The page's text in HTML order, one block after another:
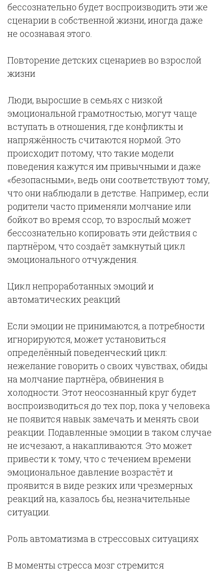
бессознательно будет воспроизводить эти же
сценарии в собственной жизни, иногда даже
не осознавая этого.
Повторение детских сценариев во взрослой
жизни
Люди, выросшие в семьях с низкой
эмоциональной грамотностью, могут чаще
вступать в отношения, где конфликты и
напряжённость считаются нормой. Это
происходит потому, что такие модели
поведения кажутся им привычными и даже
«безопасными», ведь они соответствуют тому,
что они наблюдали в детстве. Например, если
родители часто применяли молчание или
бойкот во время ссор, то взрослый может
бессознательно копировать эти действия с
партнёром, что создаёт замкнутый цикл
эмоционального отчуждения.
Цикл непроработанных эмоций и
автоматических реакций
Если эмоции не принимаются, а потребности
игнорируются, может установиться
определённый поведенческий цикл:
нежелание говорить о своих чувствах, обиды
на молчание партнёра, обвинения в
холодности. Этот неосознанный круг будет
воспроизводиться до тех пор, пока у человека
не появится навык замечать и менять свои
реакции. Подавленные эмоции в таком случае
не исчезают, а накапливаются. Это может
привести к тому, что с течением времени
эмоциональное давление возрастёт и
проявится в виде резких или чрезмерных
реакций на, казалось бы, незначительные
ситуации.
Роль автоматизма в стрессовых ситуациях
В моменты стресса мозг стремится